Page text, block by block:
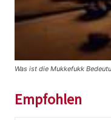
Was ist die Mukkefukk
Empfohlen